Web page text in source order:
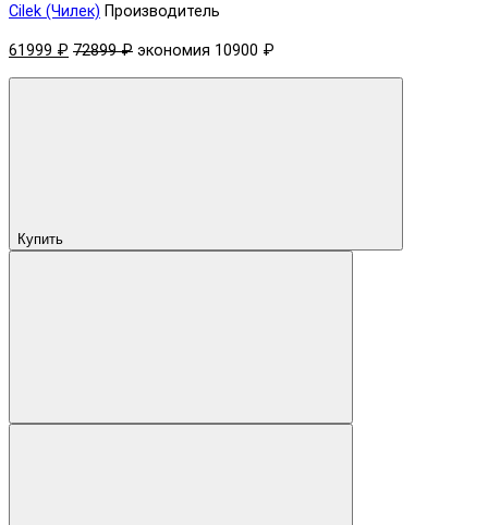
Cilek (Чилек) Производитель
61999 ₽ 72899 ₽ экономия 10900 ₽
Купить